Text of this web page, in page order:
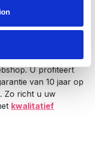
online
aan te schaffen die
zijn? Bestel dan
U profiteert
van 10 jaar op
Zo richt u uw
kwalitatief